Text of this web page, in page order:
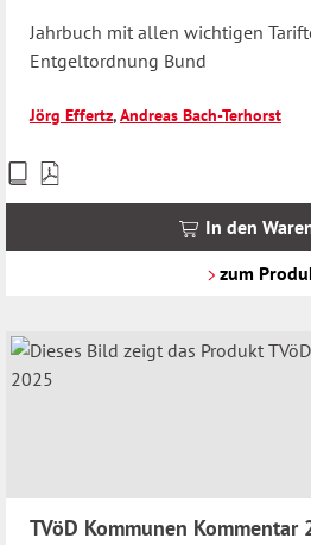
Jahrbuch mit allen wichtigen
Entgeltordnung Bund
Jörg Effertz,Andreas Bach-Terhorst
Preise
inkl.
In den
zum
TVöD Kommunen Kommentar